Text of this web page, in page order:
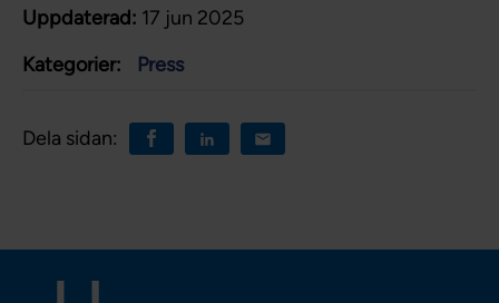
Uppdaterad: 17 jun 2025
Kategorier:
Press
Dela sidan: